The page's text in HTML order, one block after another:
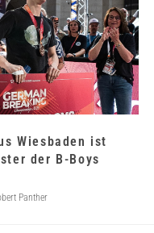
Wiesbaden ist
der B-Boys
Panther